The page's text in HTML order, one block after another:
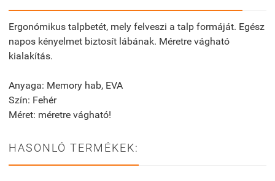
Ergonómikus talpbetét, mely felveszi a talp formáját. Egész
napos kényelmet biztosít lábának. Méretre vágható
kialakítás.
Anyaga: Memory hab, EVA
Szín: Fehér
Méret: méretre vágható!
HASONLÓ TERMÉKEK: